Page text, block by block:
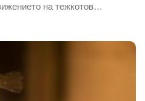
на тежкотов…